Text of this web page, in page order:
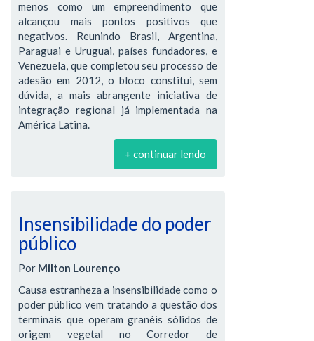
menos como um empreendimento que
alcançou mais pontos positivos que
negativos. Reunindo Brasil, Argentina,
Paraguai e Uruguai, países fundadores, e
Venezuela, que completou seu processo de
adesão em 2012, o bloco constitui, sem
dúvida, a mais abrangente iniciativa de
integração regional já implementada na
América Latina.
+ continuar lendo
Insensibilidade do poder
público
Por Milton Lourenço
Causa estranheza a insensibilidade como o
poder público vem tratando a questão dos
terminais que operam granéis sólidos de
origem vegetal no Corredor de